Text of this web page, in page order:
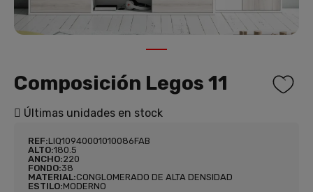
Composición Legos 11
Últimas unidades en stock
REF:LIQ10940001010086FAB
ALTO:180.5
ANCHO:220
FONDO:38
MATERIAL:CONGLOMERADO DE ALTA DENSIDAD
ESTILO:MODERNO